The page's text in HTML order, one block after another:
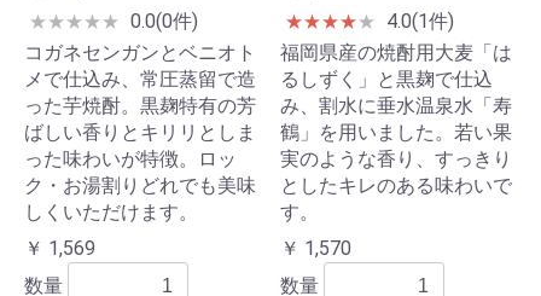
★★★★★ 0.0(0件)
コガネセンガンとベニオト
メで仕込み、常圧蒸留で造
った芋焼酎。黒麹特有の芳
ばしい香りとキリリとしま
った味わいが特徴。ロッ
ク・お湯割りどれでも美味
しくいただけます。
￥ 1,569
数量
★★★★★
4.0(1件)
福岡県産の焼酎用大麦「は
るしずく」と黒麹で仕込
み、割水に垂水温泉水「寿
鶴」を用いました。若い果
実のような香り、すっきり
としたキレのある味わいで
す。
￥ 1,570
数量